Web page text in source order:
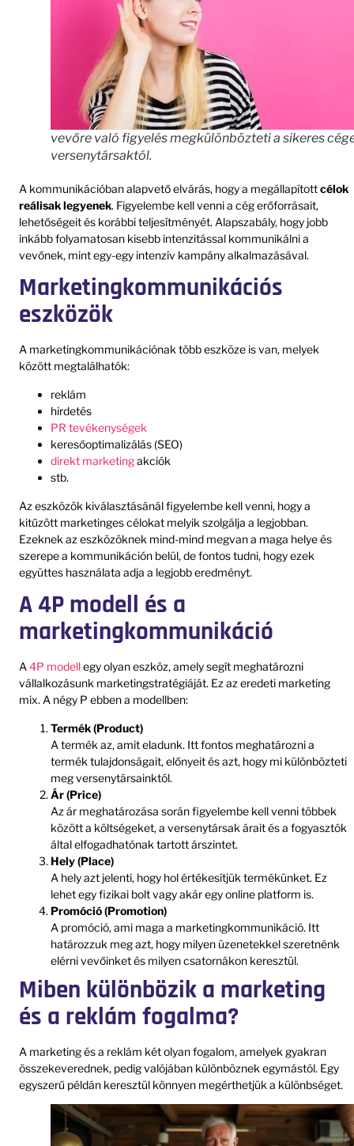
vevőre való figyelés megkülönbözteti a sikeres
versenytársaktól.
A kommunikációban alapvető elvárás, hogy a megállapítottcélok
reálisak legyenek. Figyelembe kell venni a cég erőforrásait,
lehetőségeit és korábbi teljesítményét. Alapszabály, hogy jobb
inkább folyamatosan kisebb intenzitással kommunikálni a
vevőnek, mint egy-egy intenzív kampány alkalmazásával.
Marketingkommunikációs
eszközök
A marketingkommunikációnak több eszköze is van, melyek
között megtalálhatók:
reklám
hirdetés
PR tevékenységek
keresőoptimalizálás (SEO)
direkt marketingakciók
stb.
Az eszközök kiválasztásánál figyelembe kell venni, hogy a
kitűzött marketinges célokat melyik szolgálja a legjobban.
Ezeknek az eszközöknek mind-mind megvan a maga helye és
szerepe a kommunikáción belül, de fontos tudni, hogy ezek
együttes használata adja a legjobb eredményt.
A 4P modell és a
marketingkommunikáció
A4P modellegy olyan eszköz, amely segít meghatározni
vállalkozásunk marketingstratégiáját. Ez az eredeti marketing
mix. A négy P ebben a modellben:
Termék (Product)
A termék az, amit eladunk. Itt fontos meghatározni a
termék tulajdonságait, előnyeit és azt, hogy mi különbözteti
meg versenytársainktól.
Ár (Price)
Az ár meghatározása során figyelembe kell venni többek
között a költségeket, a versenytársak árait és a fogyasztók
által elfogadhatónak tartott árszintet.
Hely (Place)
A hely azt jelenti, hogy hol értékesítjük termékünket. Ez
lehet egy fizikai bolt vagy akár egy online platform is.
Promóció (Promotion)
A promóció, ami maga a marketingkommunikáció. Itt
határozzuk meg azt, hogy milyen üzenetekkel szeretnénk
elérni vevőinket és milyen csatornákon keresztül.
Miben különbözik a marketing
és a reklám fogalma?
A marketing és a reklám két olyan fogalom, amelyek gyakran
összekeverednek, pedig valójában különböznek egymástól. Egy
egyszerű példán keresztül könnyen megérthetjük a különbséget.